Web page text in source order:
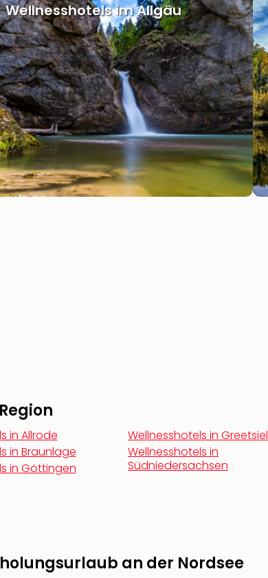
Wellnesshotels im Allgäu
in Allrode
in Braunlage
in Göttingen
Wellnesshotels in Greetsiel
Wellnesshotels in
Südniedersachsen
an der Nordsee